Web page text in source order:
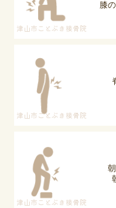
津山市ことぶき接骨院
膝
津山市ことぶき接骨院
津山市ことぶき接骨院